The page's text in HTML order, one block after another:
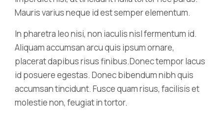
Mauris varius neque id est semper elementum.
In pharetra leo nisi, non iaculis nisl fermentum id.
Aliquam accumsan arcu quis ipsum ornare,
placerat dapibus risus finibus.Donec tempor lacus
id posuere egestas. Donec bibendum nibh quis
accumsan tincidunt. Fusce quam risus, facilisis et
molestie non, feugiat in tortor.